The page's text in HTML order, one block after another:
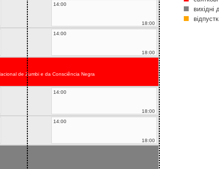
14:00
18:00
14:00
18:00
de Zumbi e da Consciência Negra
14:00
18:00
14:00
18:00
вихідні